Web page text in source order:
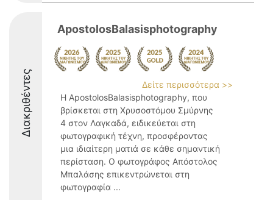
Διακριθέντες
ApostolosBalasisphotography
Δείτε περισσότερα >>
Η ApostolosBalasisphotography, που
βρίσκεται στη Χρυσοστόμου Σμύρνης
4 στον Λαγκαδά, ειδικεύεται στη
φωτογραφική τέχνη, προσφέροντας
μια ιδιαίτερη ματιά σε κάθε σημαντική
περίσταση. Ο φωτογράφος Απόστολος
Μπαλάσης επικεντρώνεται στη
φωτογραφία ...